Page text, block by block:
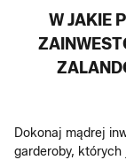
W JAKIE
Dokonaj mądrej
garderoby, których